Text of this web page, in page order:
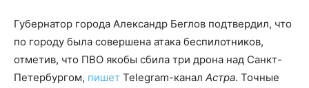
Губернатор города Александр Беглов подтвердил, что
по городу была совершена атака беспилотников,
отметив, что ПВО якобы сбила три дрона над Санкт-
Петербургом, пишет Telegram-канал Астра. Точные